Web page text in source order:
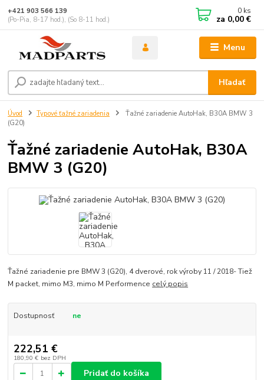
Menu
Hľadať
+421 903 566 139
(Po-Pia, 8-17 hod.), (So 8-11 hod.)
0 ks
za 0,00 €
Úvod Typové ťažné zariadenia
Ťažné zariadenie AutoHak, B30A BMW 3
(G20)
Ťažné zariadenie AutoHak, B30A
BMW 3 (G20)
Ťažné zariadenie pre BMW 3 (G20), 4 dverové, rok výroby 11 / 2018- Tiež
M packet, mimo M3, mimo M Performence celý popis
Dostupnosť ne
222,51 €
180,90 € bez DPH
Pridať do košíka